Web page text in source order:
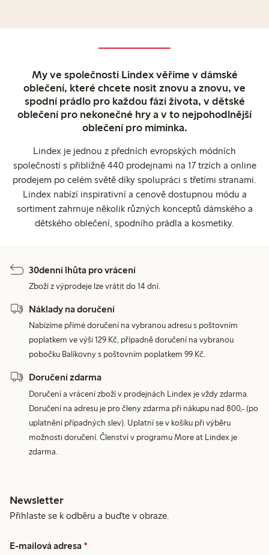
My ve společnosti Lindex věříme v dámské
oblečení, které chcete nosit znovu a znovu, ve
spodní prádlo pro každou fázi života, v dětské
oblečení pro nekonečné hry a v to nejpohodlnější
oblečení pro miminka.
Lindex je jednou z předních evropských módních
společností s přibližně 440 prodejnami na 17 trzích a online
prodejem po celém světě díky spolupráci s třetími stranami.
Lindex nabízí inspirativní a cenově dostupnou módu a
sortiment zahrnuje několik různých konceptů dámského a
dětského oblečení, spodního prádla a kosmetiky.
30denní lhůta pro vrácení
Zboží z výprodeje lze vrátit do 14 dní.
Náklady na doručení
Nabízíme přímé doručení na vybranou adresu s poštovním
poplatkem ve výši 129 Kč, případně doručení na vybranou
pobočku Balíkovny s poštovním poplatkem 99 Kč.
Doručení zdarma
Doručení a vrácení zboží v prodejnách Lindex je vždy zdarma.
Doručení na adresu je pro členy zdarma při nákupu nad 800,- (po
uplatnění případných slev). Uplatní se v košíku při výběru
možnosti doručení. Členství v programu More at Lindex je
zdarma.
Newsletter
Přihlaste se k odběru a buďte v obraze.
E-mailová adresa *